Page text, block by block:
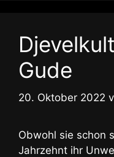
Gude
20. Oktober 2022
Obwohl sie schon
Jahrzehnt ihr